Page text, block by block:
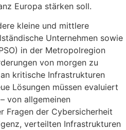
Europa stärken soll.
kleine und mittlere
Unternehmen sowie
in der Metropolregion
von morgen zu
kritische Infrastrukturen
Lösungen müssen evaluiert
von allgemeinen
Fragen der Cybersicherheit
verteilten Infrastrukturen